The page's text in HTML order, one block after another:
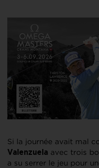
Si la journée avait mal
Valenzuela avec trois
a su serrer le jeu pour